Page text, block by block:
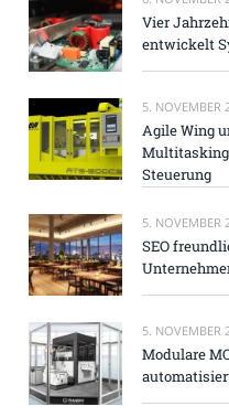
Vier
entwickelt
5. NOVEMBER
Agile Wing
Steuerung
5. NOVEMBER
SEO
5. NOVEMBER
Modulare